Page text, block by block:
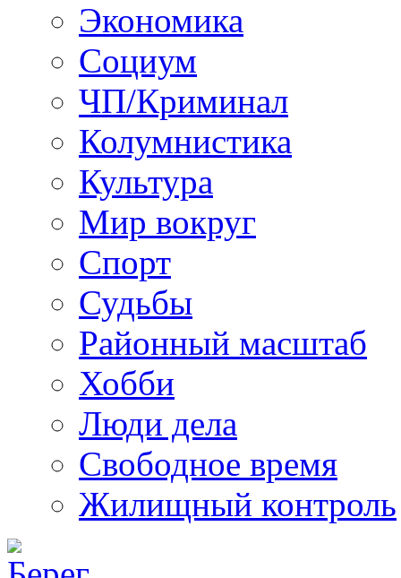
Экономика
Социум
ЧП/Криминал
Колумнистика
Культура
Мир вокруг
Спорт
Судьбы
Районный масштаб
Хобби
Люди дела
Свободное время
Жилищный контроль